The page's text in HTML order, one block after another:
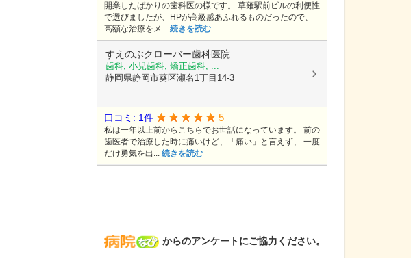
病院なび
からのアンケートにご協力ください。
開業したばかりの歯科医の様です。 草薙駅前ビルの利便性
で選びましたが、HPが高級感あふれるものだったので、
高額な治療をメ... 続きを読む
すえのぶクローバー歯科医院
歯科, 小児歯科, 矯正歯科, ...
静岡県静岡市葵区瀬名1丁目14-3
口コミ: 1件 5
私は一年以上前からこちらでお世話になっています。 前の
歯医者で治療した時に痛いけど、「痛い」と言えず、 一度
だけ勇気を出... 続きを読む